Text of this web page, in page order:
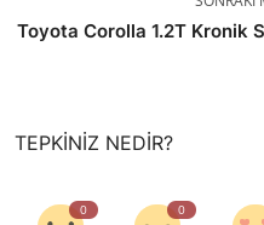
Toyota Corolla 1.2T Kronik
TEPKINIZ NEDIR?
0 0